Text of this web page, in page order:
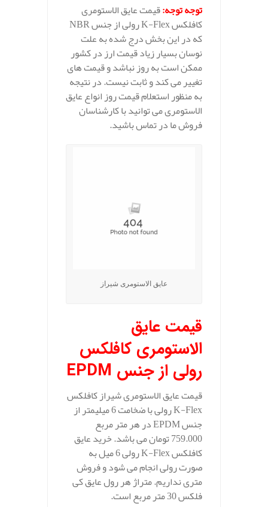
توجه توجه:قیمت عایق الاستومری
کافلکس K-Flex رولی از جنس NBR
که در این بخش درج شده به علت
نوسان بسیار زیاد قیمت ارز در کشور
ممکن است به روز نباشد و قیمت های
تغییر می کند و ثابت نیست. در نتیجه
به منظور استعلام قیمت روز انواع عایق
الاستومری می توانید با کارشناسان
فروش ما در تماس باشید.
عایق الاستومری شیراز
قیمت عایق
الاستومری کافلکس
رولی از جنس EPDM
قیمت عایق الاستومری شیراز کافلکس
K-Flex رولی با ضخامت 6 میلیمتر از
جنس EPDM در هر متر مربع
759.000 تومان می باشد. خرید عایق
کافلکس K-Flex رولی 6 میل به
صورت رولی انجام می شود و فروش
متری نداریم. متراژ هر رول عایق کی
فلکس 30 متر مربع است.